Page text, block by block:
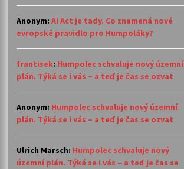
Anonym: AI Act je tady. Co znamená nové
evropské pravidlo pro Humpoláky?
frantisek: Humpolec schvaluje nový územní
plán. Týká se i vás – a teď je čas se ozvat
Anonym: Humpolec schvaluje nový územní
plán. Týká se i vás – a teď je čas se ozvat
Ulrich Marsch: Humpolec schvaluje nový
územní plán. Týká se i vás – a teď je čas se